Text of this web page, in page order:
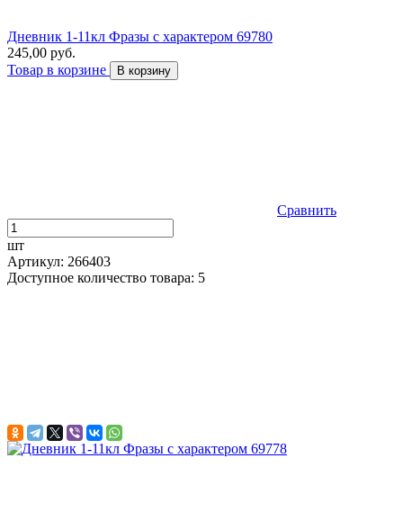
Дневник 1-11кл Фразы с характером 69780
245,00 руб.
Товар в корзине
В корзину
Сравнить
шт
Артикул: 266403
Доступное количество товара: 5